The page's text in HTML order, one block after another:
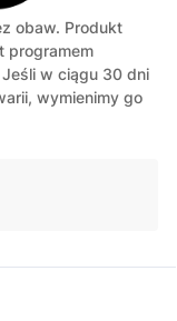
obaw. Produkt
programem
w ciągu 30 dni
wymienimy go